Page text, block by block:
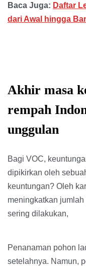
Baca Juga: Daftar
dari Awal hingga
Akhir masa
rempah
unggulan
Bagi VOC,
dipikirkan oleh
keuntungan? Oleh
meningkatkan
sering dilakukan,
Penanaman pohon
setelahnya. Namun,